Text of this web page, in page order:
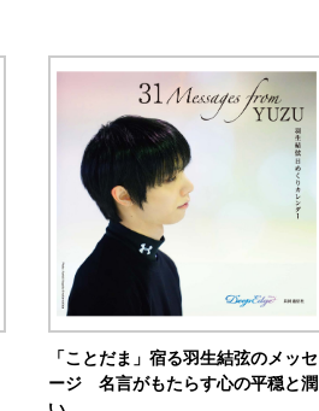
「ことだま」宿る羽生結弦のメッセ
ージ 名言がもたらす心の平穏と潤